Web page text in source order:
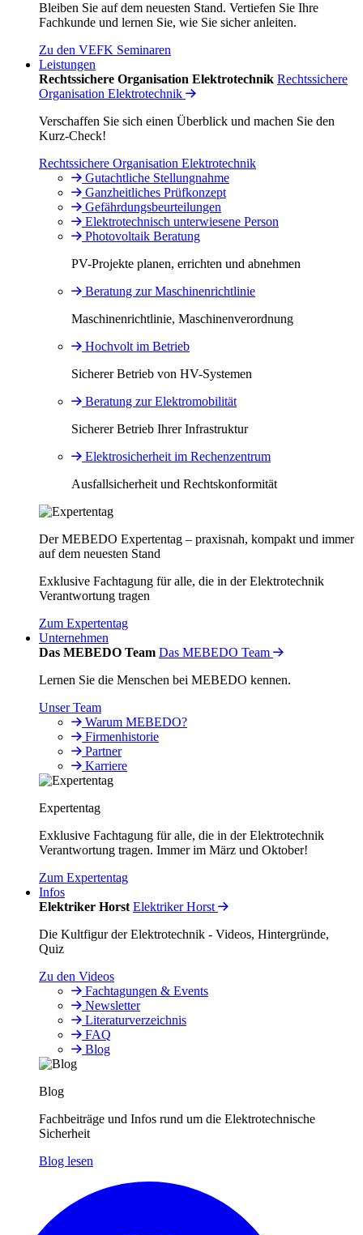
Bleiben Sie auf dem neuesten Stand. Vertiefen Sie Ihre
Fachkunde und lernen Sie, wie Sie sicher anleiten.
Zu den VEFK Seminaren
Leistungen
Rechtssichere Organisation Elektrotechnik Rechtssichere
Organisation Elektrotechnik
Verschaffen Sie sich einen Überblick und machen Sie den
Kurz-Check!
Rechtssichere Organisation Elektrotechnik
Gutachtliche Stellungnahme
Ganzheitliches Prüfkonzept
Gefährdungsbeurteilungen
Elektrotechnisch unterwiesene Person
Photovoltaik Beratung
PV-Projekte planen, errichten und abnehmen
Beratung zur Maschinenrichtlinie
Maschinenrichtlinie, Maschinenverordnung
Hochvolt im Betrieb
Sicherer Betrieb von HV-Systemen
Beratung zur Elektromobilität
Sicherer Betrieb Ihrer Infrastruktur
Elektrosicherheit im Rechenzentrum
Ausfallsicherheit und Rechtskonformität
Der MEBEDO Expertentag – praxisnah, kompakt und immer
auf dem neuesten Stand
Exklusive Fachtagung für alle, die in der Elektrotechnik
Verantwortung tragen
Zum Expertentag
Unternehmen
Das MEBEDO Team Das MEBEDO Team
Lernen Sie die Menschen bei MEBEDO kennen.
Unser Team
Warum MEBEDO?
Firmenhistorie
Partner
Karriere
Expertentag
Exklusive Fachtagung für alle, die in der Elektrotechnik
Verantwortung tragen. Immer im März und Oktober!
Zum Expertentag
Infos
Elektriker Horst Elektriker Horst
Die Kultfigur der Elektrotechnik - Videos, Hintergründe,
Quiz
Zu den Videos
Fachtagungen & Events
Newsletter
Literaturverzeichnis
FAQ
Blog
Blog
Fachbeiträge und Infos rund um die Elektrotechnische
Sicherheit
Blog lesen